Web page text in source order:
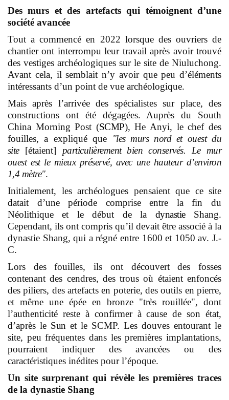
Des murs et des artefacts qui témoignent d’une
société avancée
Tout a commencé en 2022 lorsque des ouvriers de
chantier ont interrompu leur travail après avoir trouvé
des vestiges archéologiques sur le site de Niuluchong.
Avant cela, il semblait n’y avoir que peu d’éléments
intéressants d’un point de vue archéologique.
Mais après l’arrivée des spécialistes sur place, des
constructions ont été dégagées. Auprès du South
China Morning Post (SCMP), He Anyi, le chef des
fouilles, a expliqué que
"les murs nord et ouest du
site[étaient] particulièrement bien conservés.
Le mur
ouest est le mieux préservé, avec une hauteur d’environ
1,4 mètre".
Initialement, les archéologues pensaient que ce site
datait d’une période comprise entre la fin du
Néolithique et le début de la dynastieShang.
Cependant, ils ont compris qu’il devait être associé à la
dynastie Shang, qui a régné entre 1600 et 1050 av. J.-
C.
Lors des fouilles, ils ont découvert des fosses
contenant des cendres, des trous où étaient enfoncés
des piliers, des artefacts en poterie, des outils en pierre,
et même une épée en bronze "très rouillée", dont
l’authenticité reste à confirmer à cause de son état,
d’après le Sun et le SCMP. Les douves entourant le
site, peu fréquentes dans les premières implantations,
pourraient indiquer des avancées ou des
caractéristiques inédites pour l’époque.
Un site surprenant qui révèle les premières traces
de la dynastie Shang